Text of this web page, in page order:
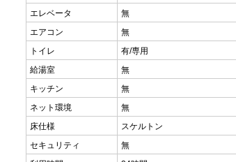
エレベータ
無
エアコン
無
トイレ
有/専用
給湯室
無
キッチン
無
ネット環境
無
床仕様
スケルトン
セキュリティ
無